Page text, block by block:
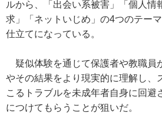
ルから、「出会い系被害」「個人情
求」「ネットいじめ」の4つのテー
仕立てになっている。
疑似体験を通じて保護者や教職員
やその結果をより現実的に理解し、
こるトラブルを未成年者自身に回避
につけてもらうことが狙いだ。